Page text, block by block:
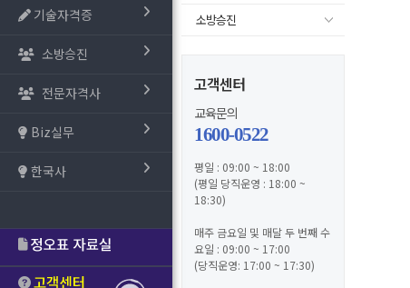
기술자격증
소방승진
전문자격사
Biz실무
한국사
소방승진
고객센터
교육문의
1600-0522
평일 : 09:00 ~ 18:00
(평일 당직운영 : 18:00 ~
18:30)
매주 금요일 및 매달 두 번째 수
요일 : 09:00 ~ 17:00
(당직운영: 17:00 ~ 17:30)